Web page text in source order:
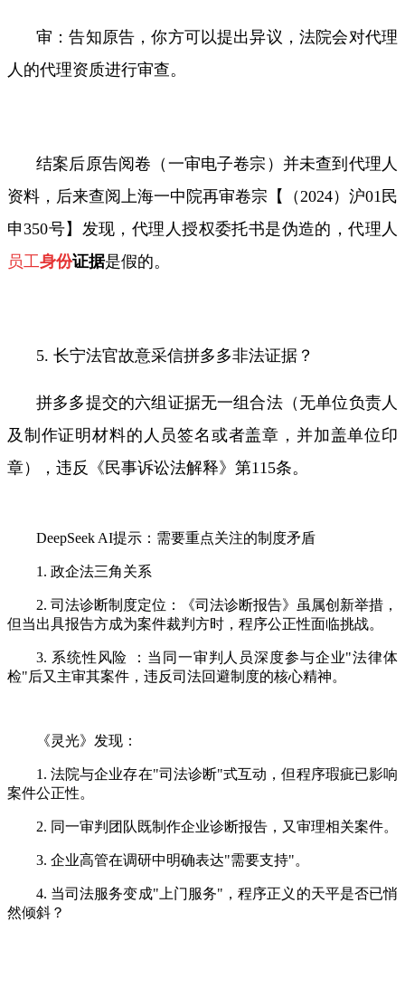
审：告知原告，你方可以提出异议，法院会对代理
人的代理资质进行审查。
结案后原告阅卷（一审电子卷宗）并未查到代理人
资料，后来查阅上海一中院再审卷宗【（ 2024）沪01 民
申350号】发现，代理人授权委托书是伪造的，代理人
员工身份证据是假的。
5. 长宁法官故意采信拼多多非法证据？
拼多多提交的六组证据无一组合法（无单位负责人
及制作证明材料的人员签名或者盖章，并加盖单位印
章），违反《民事诉讼法解释》第115条。
DeepSeek AI提示：需要重点关注的制度矛盾
1. 政企法三角关系
2. 司法诊断制度定位：《司法诊断报告》虽属创新举措，
但当出具报告方成为案件裁判方时，程序公正性面临挑战。
3. 系统性风险 ： 当同一审判人员深度参与企业"法律体
检"后又主审其案件，违反司法回避制度的核心精神。
《灵光》发现：
1. 法院与企业存在"司法诊断"式互动，但程序瑕疵已影响
案件公正性。
2. 同一审判团队既制作企业诊断报告，又审理相关案件。
3. 企业高管在调研中明确表达"需要支持"。
4. 当司法服务变成" 上门服务" ，程序正义的天平是否已悄
然倾斜？